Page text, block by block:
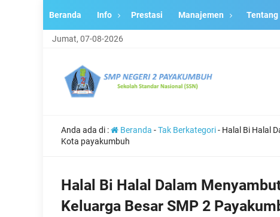
Beranda Info Prestasi Manajemen Tentang
Jumat, 07-08-2026
Anda ada di : Beranda -Tak Berkategori- Halal Bi Halal
Kota payakumbuh
Halal Bi Halal Dalam
Keluarga Besar SMP 2